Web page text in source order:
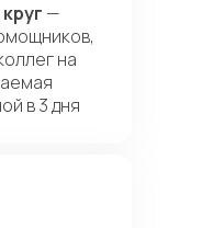
—
на
в 3 дня